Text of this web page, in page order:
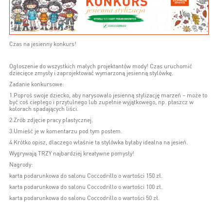
Czas na jesienny konkurs!
Ogłoszenie do wszystkich małych projektantów mody! Czas uruchomić
dziecięce zmysły i zaprojektować wymarzoną jesienną stylówkę.
Zadanie konkursowe:
1.Poproś swoje dziecko, aby narysowało jesienną stylizację marzeń – może to
być coś ciepłego i przytulnego lub zupełnie wyjątkowego, np. płaszcz w
kolorach spadających liści.
2.Zrób zdjęcie pracy plastycznej.
3.Umieść je w komentarzu pod tym postem.
4.Krótko opisz, dlaczego właśnie ta stylówka byłaby idealna na jesień.
Wygrywają TRZY najbardziej kreatywne pomysły!
Nagrody:
karta podarunkowa do salonu Coccodrillo o wartości 150 zł.
karta podarunkowa do salonu Coccodrillo o wartości 100 zł.
karta podarunkowa do salonu Coccodrillo o wartości 50 zł.